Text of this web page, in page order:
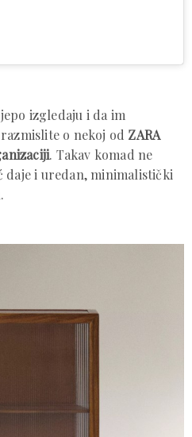
izgledaju i da im
o nekoj od ZARA
. Takav komad ne
daje i uredan, minimalistički